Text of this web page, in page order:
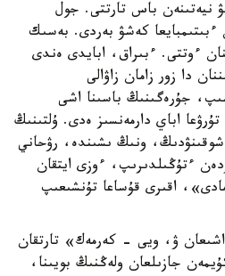
نيەتىنەن باس تارتتى. جول
ءبىتىمبايعا كەشۋ بەردى. بەسىك
ءوتتى. ءبىراق، ابايدى ەندى
دا زور زامان زاۋالى
جۇرەگىنىڭ باسىنا اشى
اباي دارمەنسىز ەدى. ۇلتىنىڭ
شوقىنۋدىڭ، ونىڭ ىشىندە، رۋحاني
ءتۇڭىلدىرىپ، ءوزى ايتقان
اقىرى قۇساعا تۇنشىعىپ
ۋ، ويى - كەرمەك» تارتقان
جازىلعان ولەڭنىڭ بويىنا،